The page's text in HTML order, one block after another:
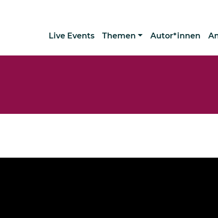
Live Events Themen Autor*innen